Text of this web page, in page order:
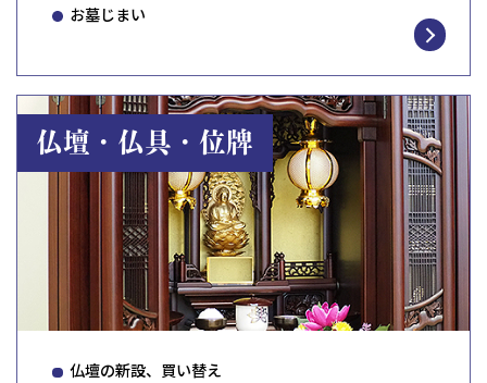
お墓じまい
仏壇・仏具・位牌
仏壇の新設、買い替え